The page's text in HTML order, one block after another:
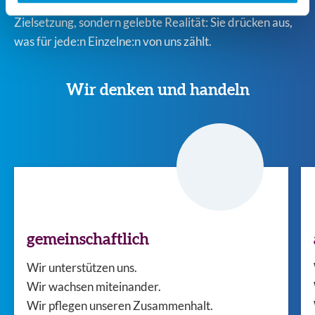
Zielsetzung, sondern gelebte Realität: Sie drücken aus,
was für jede:n Einzelne:n von uns zählt.
Wir denken und handeln
gemeinschaftlich
Wir unterstützen uns.
Wir wachsen miteinander.
Wir pflegen unseren Zusammenhalt.